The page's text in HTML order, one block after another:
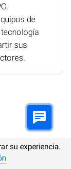
de
sus
su experiencia.